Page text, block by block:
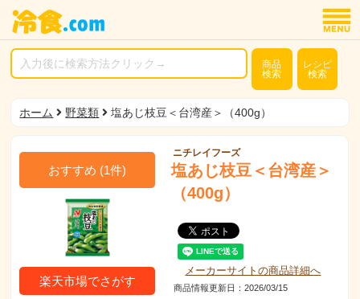
商品
検索
レシピ
検索
ホーム 野菜類 塩あじ枝豆＜台湾産＞（400g）
おすすめ (1件)
楽天市場でさがす
ニチレイフーズ
塩あじ枝豆＜台湾産＞
（400g）
メーカーサイトの商品詳細へ
商品情報更新日：2026/03/15